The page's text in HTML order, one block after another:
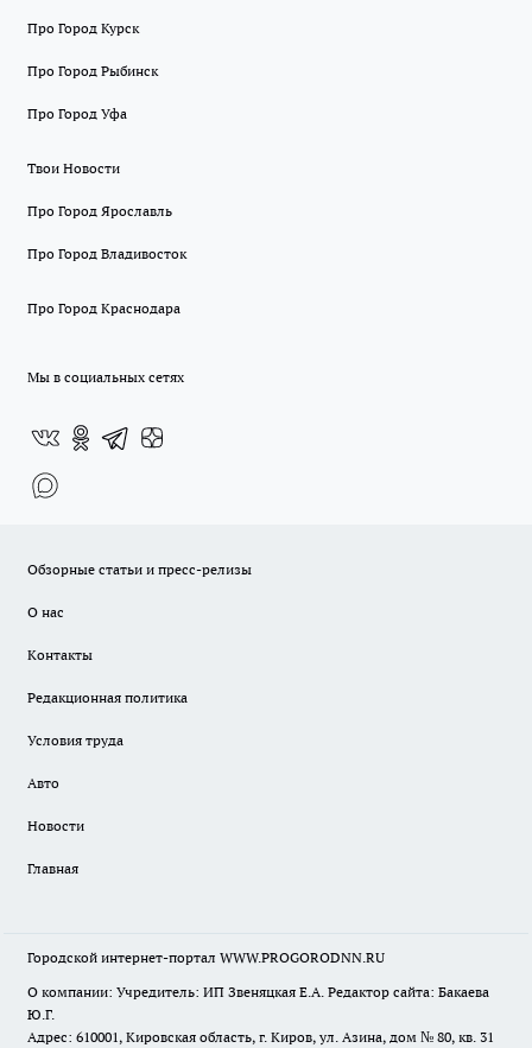
Про Город Курск
Про Город Рыбинск
Про Город Уфа
Твои Новости
Про Город Ярославль
Про Город Владивосток
Про Город Краснодара
Мы в социальных сетях
Обзорные статьи и пресс-релизы
О нас
Контакты
Редакционная политика
Условия труда
Авто
Новости
Главная
Городской интернет-портал WWW.PROGORODNN.RU
О компании: Учредитель: ИП Звеняцкая Е.А. Редактор сайта: Бакаева
Ю.Г.
Адрес: 610001, Кировская область, г. Киров, ул. Азина, дом № 80, кв. 31